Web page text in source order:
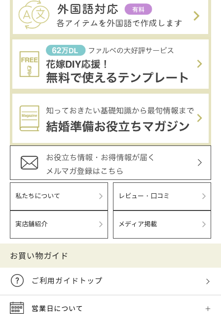
私たちについて レビュー・口コミ
実店舗紹介 メディア掲載
お買い物ガイド
ご利用ガイドトップ
営業日について